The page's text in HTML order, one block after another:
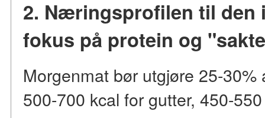
2. Næringsprofilen til den
fokus på protein og
Morgenmat bør utgjøre 25-
500-700 kcal for gutter, 450-